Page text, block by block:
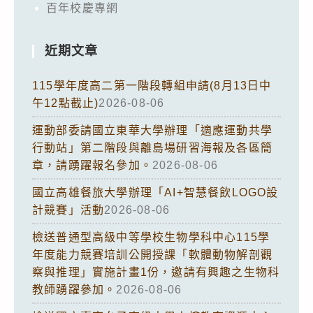
百年校慶專網
近期文章
115學年度高二第一階段轉組申請(8月13日中
午12點截止)2026-08-06
運動部委請國立東華大學辦理「適應運動共學
行動站」第二階段與離島場研習海報及各區簡
章，請踴躍報名參加。 2026-08-06
國立高雄餐旅大學辦理「AI+智慧餐飲LOGO設
計競賽」活動2026-08-06
檢送普通型高級中等學校生物學科中心115學
年度能力競賽培訓公開授課「軟體動物解剖觀
察與推理」實施計畫1份，邀請有興趣之生物科
教師踴躍參加。 2026-08-06